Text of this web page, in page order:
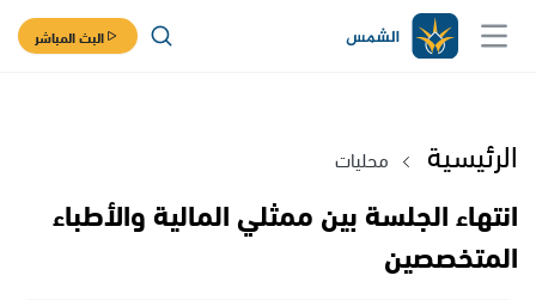
البث المباشر
الرئيسية محليات
انتهاء الجلسة بين ممثلي المالية والأطباء
المتخصصين